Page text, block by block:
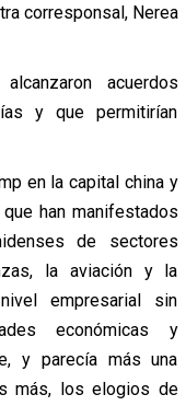
corresponsal, Nerea
acuerdos
y que permitirían
en la capital china y
han manifestados
de sectores
la aviación y la
empresarial sin
económicas y
y parecía más una
más, los elogios de